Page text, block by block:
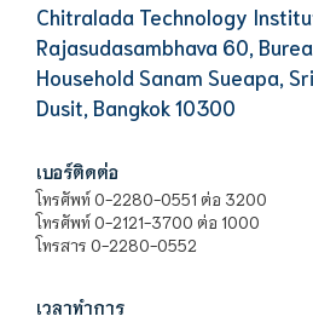
Chitralada Technology
Rajasudasambhava 60,
Household Sanam Sueapa,
Dusit, Bangkok 10300
เบอร์ติดต่อ
โทรศัพท์ 0-2280-0551 ต่อ 3200
โทรศัพท์ 0-2121-3700 ต่อ 1000
โทรสาร 0-2280-0552
เวลาทำการ